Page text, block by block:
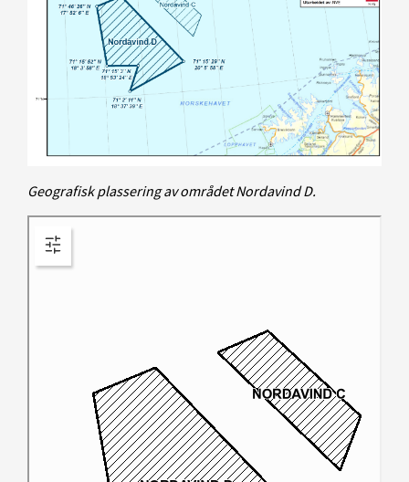
Geografisk plassering av området Nordavind D.